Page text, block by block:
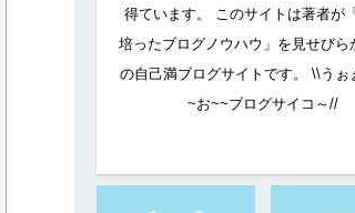
得ています。 このサイトは著者が
培ったブログノウハウ」を見せびら
の自己満ブログサイトです。 \\うぉ
~お~~ブログサイコ～//